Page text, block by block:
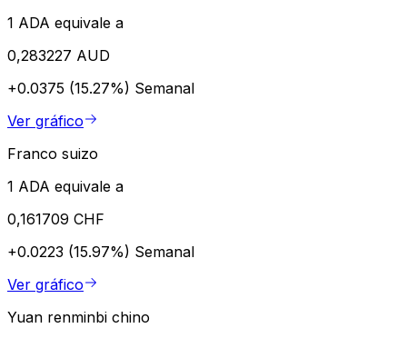
1 ADA equivale a
0,283227 AUD
+0.0375 (15.27%) Semanal
Ver gráfico
Franco suizo
1 ADA equivale a
0,161709 CHF
+0.0223 (15.97%) Semanal
Ver gráfico
Yuan renminbi chino